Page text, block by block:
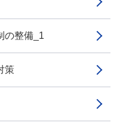
の整備_1
策